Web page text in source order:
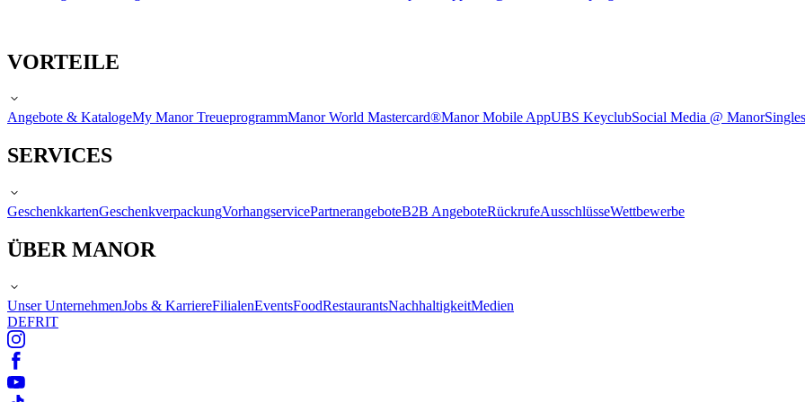
VORTEILE
Angebote & KatalogeMy Manor TreueprogrammManor World Mastercard®Manor Mobile AppUBS KeyclubSocial Media @ Manor
SERVICES
GeschenkkartenGeschenkverpackungVorhangservicePartnerangeboteB2B AngeboteRückrufeAusschlüsseWettbewerbe
ÜBER MANOR
Unser UnternehmenJobs & KarriereFilialenEventsFoodRestaurantsNachhaltigkeitMedien
DEFRIT